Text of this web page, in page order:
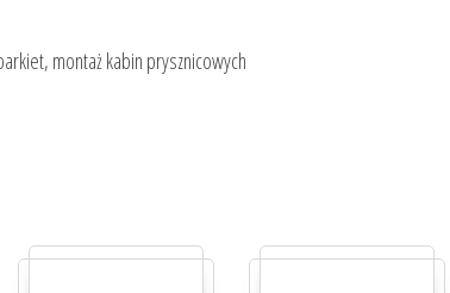
montaż kabin prysznicowych